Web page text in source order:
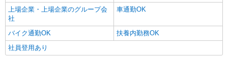
上場企業・上場企業のグループ会
社
車通勤OK
バイク通勤OK
扶養内勤務OK
社員登用あり